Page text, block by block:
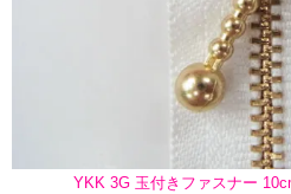
YKK 3G 玉付きファスナー